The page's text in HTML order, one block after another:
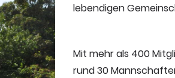
lebendigen
Mit mehr als 400
rund 30